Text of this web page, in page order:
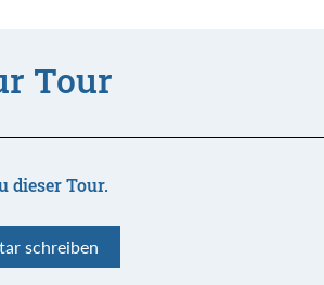
Tour
dieser Tour.
schreiben